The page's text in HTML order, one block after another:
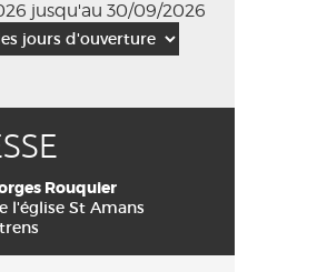
jusqu'au 30/09/2026
Rouquier
l'église St Amans